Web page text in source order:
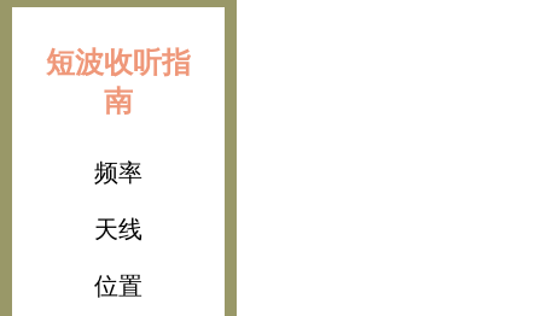
短波收听指
南
频率
天线
位置